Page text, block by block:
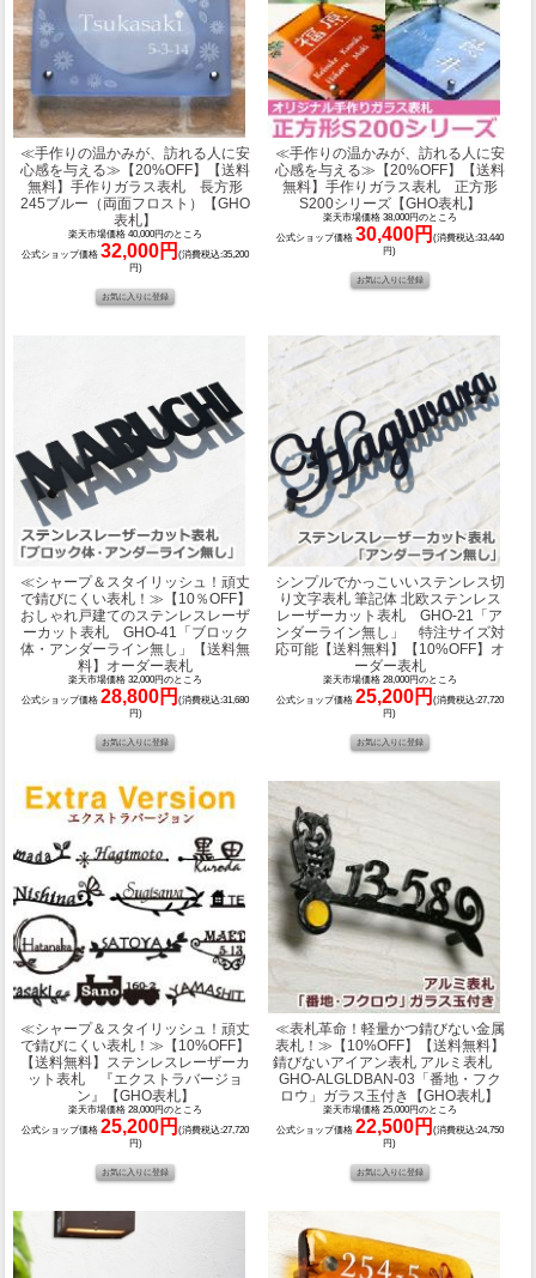
≪手作りの温かみが、訪れる人に安
心感を与える≫ 【20%OFF】【送料
無料】手作りガラス表札 長方形
245ブルー（両面フロスト）【GHO
表札】
楽天市場価格 40,000円のところ
公式ショップ価格32,000円(消費税込:35,200
円)
≪手作りの温かみが、訪れる人に安
心感を与える≫ 【20%OFF】【送料
無料】手作りガラス表札 正方形
S200シリーズ【GHO表札】
楽天市場価格 38,000円のところ
公式ショップ価格 30,400円 (消費税込:33,440
円)
≪シャープ＆スタイリッシュ！頑丈
で錆びにくい表札！≫ 【10％OFF】
おしゃれ戸建てのステンレスレーザ
ーカット表札 GHO-41「ブロック
体・アンダーライン無し」【送料無
料】オーダー表札
楽天市場価格 32,000円のところ
公式ショップ価格28,800円(消費税込:31,680
円)
シンプルでかっこいいステンレス切
り文字表札 筆記体 北欧ステンレス
レーザーカット表札 GHO-21「ア
ンダーライン無し」 特注サイズ対
応可能【送料無料】【10%OFF】オ
ーダー表札
楽天市場価格 28,000円のところ
公式ショップ価格 25,200円 (消費税込:27,720
円)
≪シャープ＆スタイリッシュ！頑丈
で錆びにくい表札！≫ 【10%OFF】
【送料無料】ステンレスレーザーカ
ット表札 『エクストラバージョ
ン』【GHO表札】
楽天市場価格 28,000円のところ
公式ショップ価格25,200円(消費税込:27,720
円)
≪表札革命！軽量かつ錆びない金属
表札！≫ 【10%OFF】【送料無料】
錆びないアイアン表札 アルミ表札
GHO-ALGLDBAN-03「番地・フク
ロウ」ガラス玉付き【GHO表札】
楽天市場価格 25,000円のところ
公式ショップ価格 22,500円 (消費税込:24,750
円)